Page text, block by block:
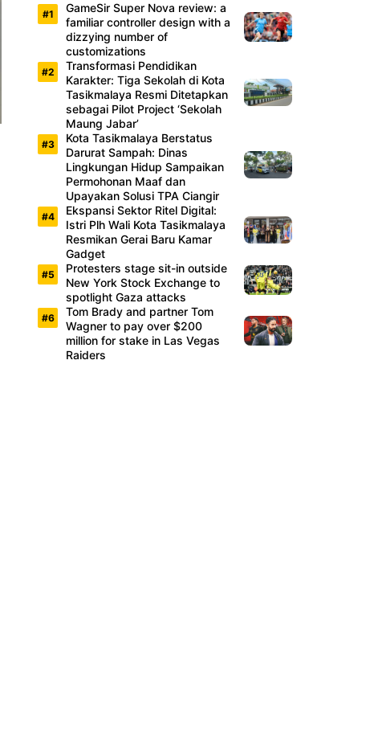
GameSir Super Nova review: a
familiar controller design with a
dizzying number of
customizations
Transformasi Pendidikan
Karakter: Tiga Sekolah di Kota
Tasikmalaya Resmi Ditetapkan
sebagai Pilot Project ‘Sekolah
Maung Jabar’
Kota Tasikmalaya Berstatus
Darurat Sampah: Dinas
Lingkungan Hidup Sampaikan
Permohonan Maaf dan
Upayakan Solusi TPA Ciangir
Ekspansi Sektor Ritel Digital:
Istri Plh Wali Kota Tasikmalaya
Resmikan Gerai Baru Kamar
Gadget
Protesters stage sit-in outside
New York Stock Exchange to
spotlight Gaza attacks
Tom Brady and partner Tom
Wagner to pay over $200
million for stake in Las Vegas
Raiders